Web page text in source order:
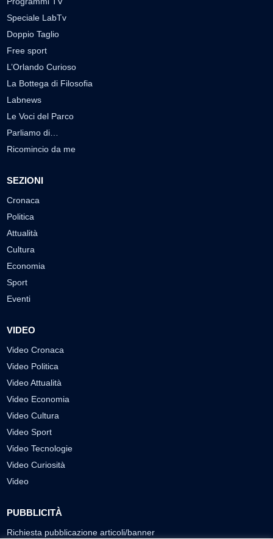
Speciale LabTv
Doppio Taglio
Free sport
L’Orlando Curioso
La Bottega di Filosofia
Labnews
Le Voci del Parco
Parliamo di…
Ricomincio da me
SEZIONI
Cronaca
Politica
Attualità
Cultura
Economia
Sport
Eventi
VIDEO
Video Cronaca
Video Politica
Video Attualità
Video Economia
Video Cultura
Video Sport
Video Tecnologie
Video Curiosità
Video
PUBBLICITÀ
Richiesta pubblicazione articoli/banner